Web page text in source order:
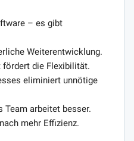
– es gibt
Weiterentwicklung.
fördert die Flexibilität.
eliminiert unnötige
Team arbeitet besser.
mehr Effizienz.